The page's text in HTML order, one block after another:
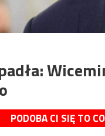
PODOBA CI SIĘ TO